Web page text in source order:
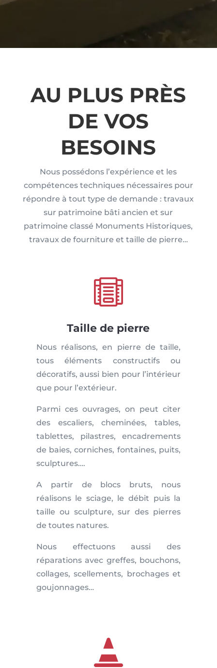
AU PLUS PRÈS
DE VOS
BESOINS
Nous possédons l’expérience et les
compétences techniques nécessaires pour
répondre à tout type de demande : travaux
sur patrimoine bâti ancien et sur
patrimoine classé Monuments Historiques,
travaux de fourniture et taille de pierre…

Taille de pierre
Nous réalisons, en pierre de taille,
tous éléments constructifs ou
décoratifs, aussi bien pour l’intérieur
que pour l’extérieur.
Parmi ces ouvrages, on peut citer
des escaliers, cheminées, tables,
tablettes, pilastres, encadrements
de baies, corniches, fontaines, puits,
sculptures….
A partir de blocs bruts, nous
réalisons le sciage, le débit puis la
taille ou sculpture, sur des pierres
de toutes natures.
Nous effectuons aussi des
réparations avec greffes, bouchons,
collages, scellements, brochages et
goujonnages…
